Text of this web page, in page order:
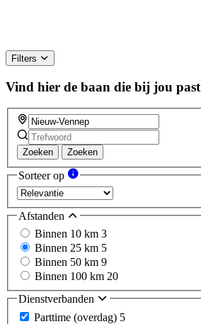
Filters
Vind hier de baan die bij jou past
Zoeken Zoeken
Sorteer op
Afstanden
Binnen 10 km 3
Binnen 25 km 5
Binnen 50 km 9
Binnen 100 km 20
Dienstverbanden
Parttime (overdag) 5